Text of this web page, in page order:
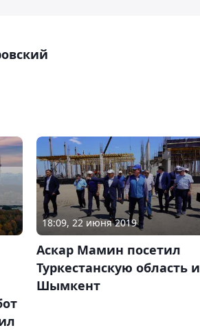
18:09, 22 июня 2019
Аскар Мамин посетил
Туркестанскую область и
Шымкент